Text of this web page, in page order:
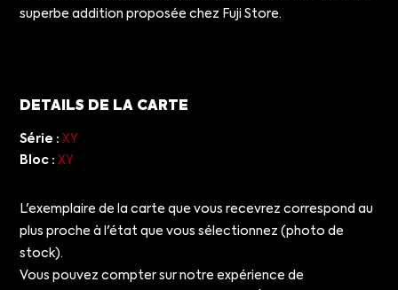
superbe addition proposée chez Fuji Store.
DETAILS DE LA CARTE
Série : XY
Bloc : XY
L'exemplaire de la carte que vous recevrez correspond au
plus proche à l'état que vous sélectionnez (photo de
stock).
Vous pouvez compter sur notre expérience de